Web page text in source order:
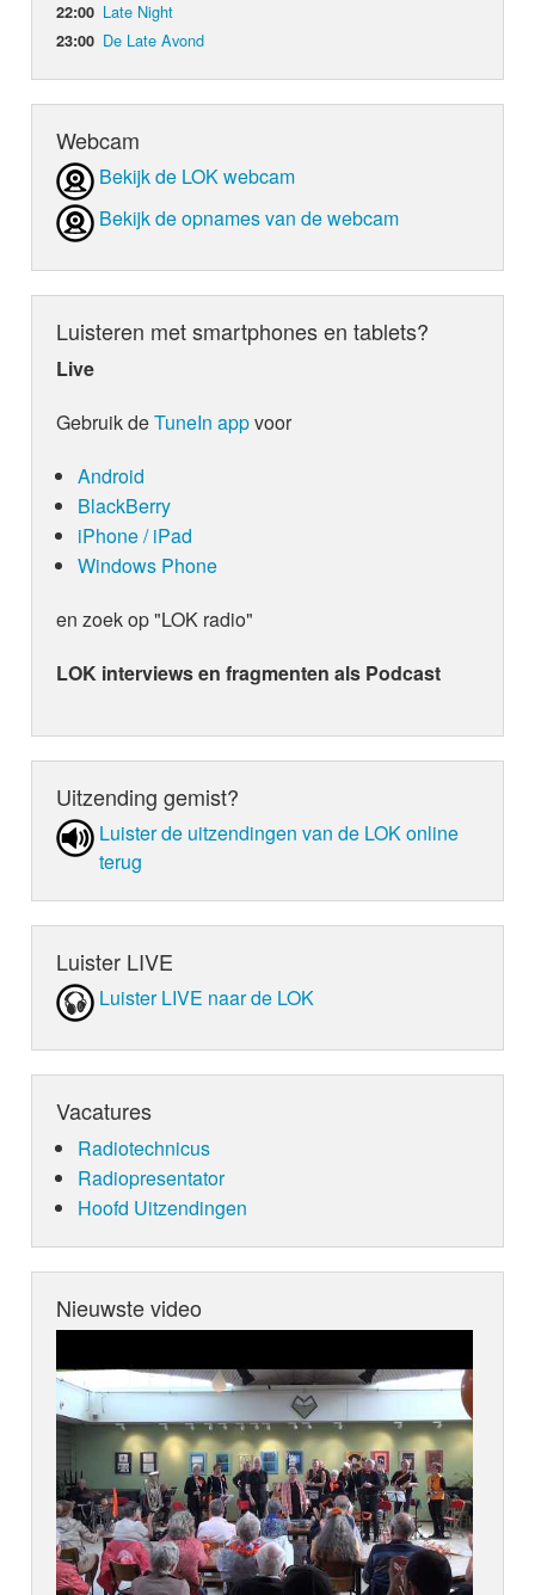
22:00 Late Night
23:00 De Late Avond
Webcam
Bekijk de LOK webcam
Bekijk de opnames van de webcam
Luisteren met smartphones en tablets?
Live
Gebruik deTuneIn appvoor
Android
BlackBerry
iPhone / iPad
Windows Phone
en zoek op "LOK radio"
LOK interviews en fragmenten als Podcast
Uitzending gemist?
Luister de uit­zen­din­gen van de LOK online
terug
Luister LIVE
Luister LIVE naar de LOK
Vacatures
Radiotechnicus
Radiopresentator
Hoofd Uitzendingen
Nieuwste video